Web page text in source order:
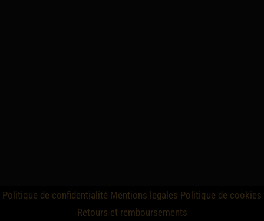
Politique de confidentialité Mentions legales Politique de cookies
Retours et remboursements